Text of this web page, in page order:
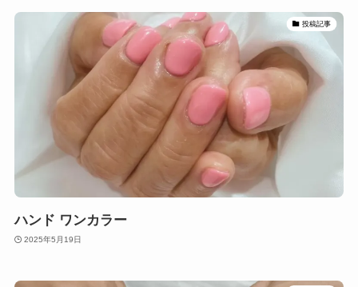
投稿記事
ハンド ワンカラー
2025年5月19日